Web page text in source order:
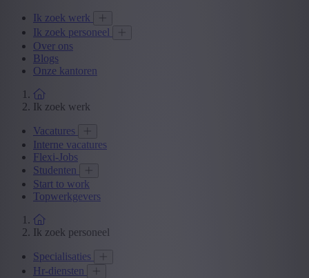
Ik zoek werk
Ik zoek personeel
Over ons
Blogs
Onze kantoren
Ik zoek werk
Vacatures
Interne vacatures
Flexi-Jobs
Studenten
Start to work
Topwerkgevers
Ik zoek personeel
Specialisaties
Hr-diensten